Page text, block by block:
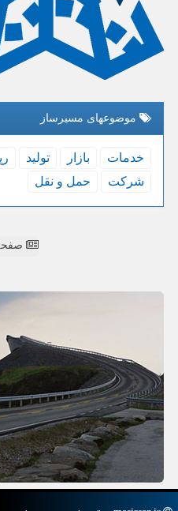
موضوعهای مسیرساز
خدمات بازار تولید
شركت
حمل و نقل